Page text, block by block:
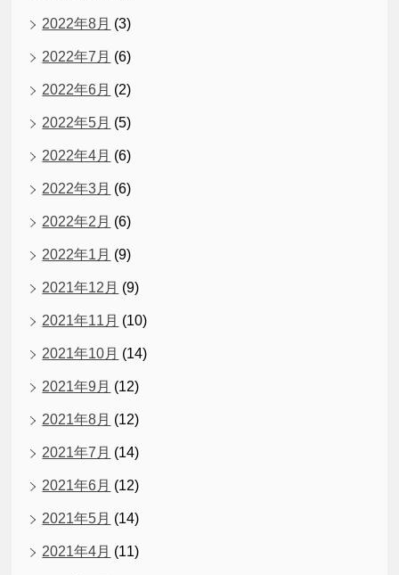
2022年8月 (3)
2022年7月 (6)
2022年6月 (2)
2022年5月 (5)
2022年4月 (6)
2022年3月 (6)
2022年2月 (6)
2022年1月 (9)
2021年12月 (9)
2021年11月 (10)
2021年10月 (14)
2021年9月 (12)
2021年8月 (12)
2021年7月 (14)
2021年6月 (12)
2021年5月 (14)
2021年4月 (11)